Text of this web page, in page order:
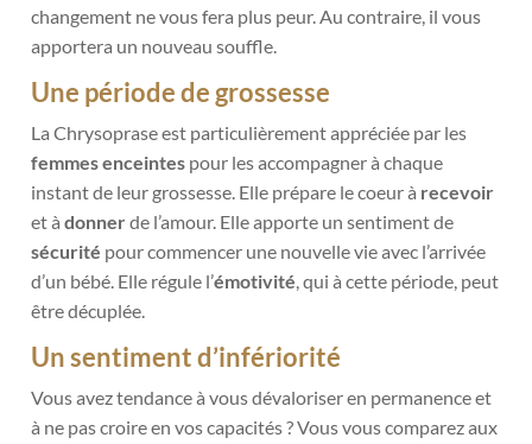
changement ne vous fera plus peur. Au contraire, il vous
apportera un nouveau souffle.
Une période de grossesse
La Chrysoprase est particulièrement appréciée par les
femmes enceintes pour les accompagner à chaque
instant de leur grossesse. Elle prépare le coeur à recevoir
et àdonnerde l’amour. Elle apporte un sentiment de
sécurité pour commencer une nouvelle vie avec l’arrivée
d’un bébé. Elle régule l’émotivité, qui à cette période, peut
être décuplée.
Un sentiment d’infériorité
Vous avez tendance à vous dévaloriser en permanence et
à ne pas croire en vos capacités ? Vous vous comparez aux